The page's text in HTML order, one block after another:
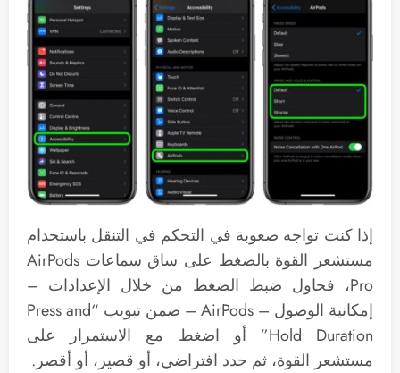
إذا كنت تواجه صعوبة في التحكم في التنقل باستخدام
مستشعر القوة بالضغط على ساق سماعات AirPods
Pro، فحاول ضبط الضغط من خلال الإعدادات –
إمكانية الوصول – AirPods‌ – ضمن تبويب “Press and
Hold Duration” أو اضغط مع الاستمرار على
مستشعر القوة، ثم حدد افتراضي، أو قصير، أو أقصر.